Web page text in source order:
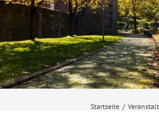
Startseite /